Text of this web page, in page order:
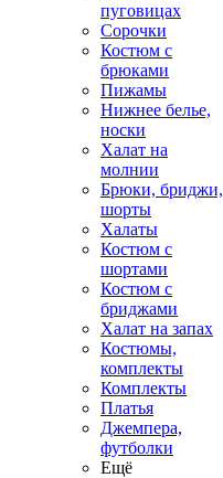
пуговицах
Сорочки
Костюм с
брюками
Пижамы
Нижнее белье,
носки
Халат на
молнии
Брюки, бриджи,
шорты
Халаты
Костюм с
шортами
Костюм с
бриджами
Халат на запах
Костюмы,
комплекты
Комплекты
Платья
Джемпера,
футболки
Ещё